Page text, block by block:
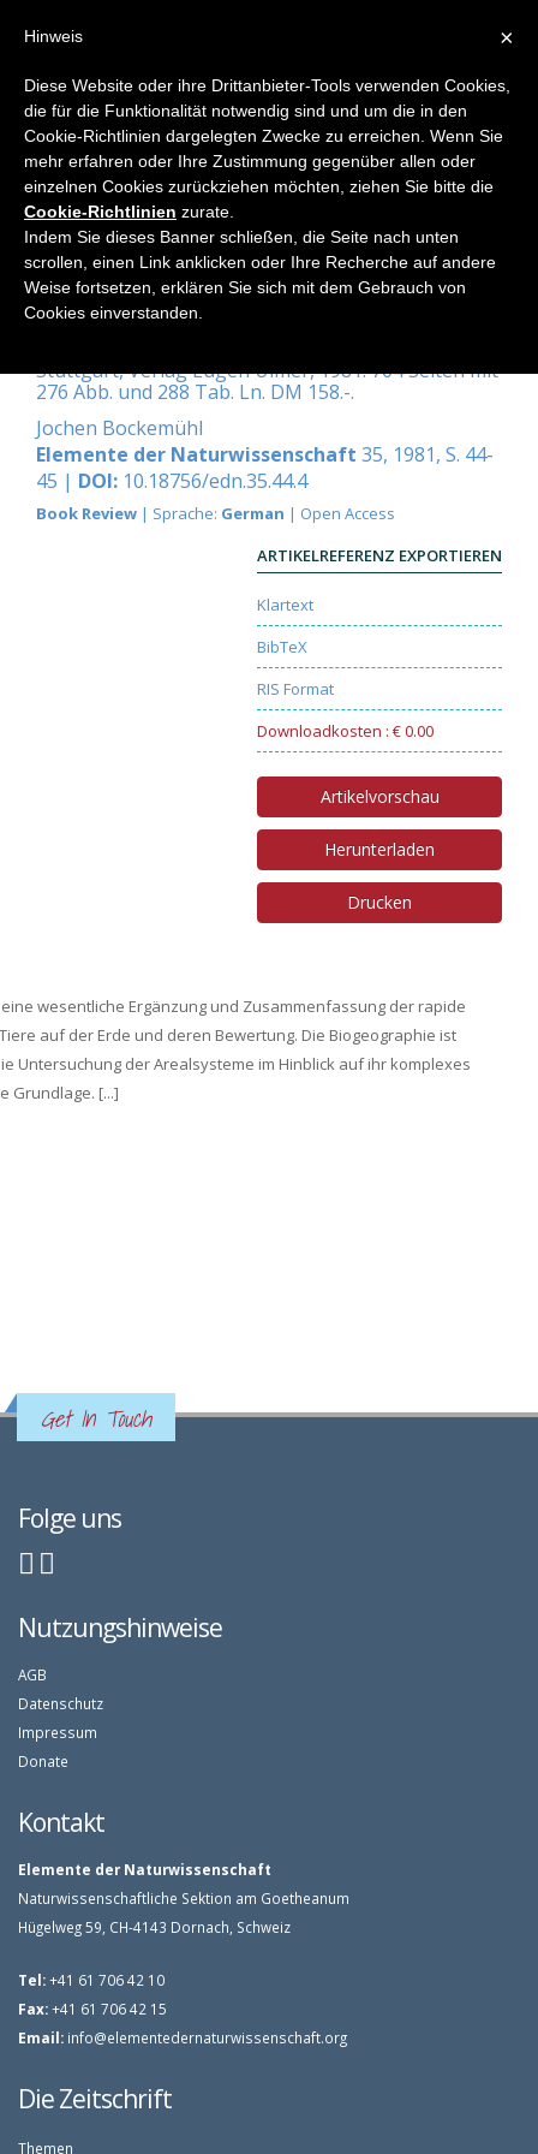
Home
Müller, Paul: Arealsysteme und
Biogeographie Reihe «Phytologie -
Klassische und moderne Botanik
in Einzeldarstellungen».
Stuttgart, Verlag Eugen Ulmer, 1981. 704 Seiten mit
276 Abb. und 288 Tab. Ln. DM 158.-.
Jochen Bockemühl
Elemente der Naturwissenschaft 35, 1981, S. 44-
45 | DOI: 10.18756/edn.35.44.4
Book Review | Sprache: German | Open Access
ARTIKELREFERENZ EXPORTIEREN
Klartext
BibTeX
RIS Format
Downloadkosten : € 0.00
Artikelvorschau
Herunterladen
Drucken
wesentliche Ergänzung und Zusammenfassung der rapide
auf der Erde und deren Bewertung. Die Biogeographie ist
Untersuchung der Arealsysteme im Hinblick auf ihr komplexes
Grundlage. [...]
Get In Touch
Folge uns
Nutzungshinweise
AGB
Datenschutz
Impressum
Donate
Kontakt
Elemente der Naturwissenschaft
Naturwissenschaftliche Sektion am Goetheanum
Hügelweg 59, CH-4143 Dornach, Schweiz
Tel:+41 61 706 42 10
Fax:+41 61 706 42 15
Email: info@elementedernaturwissenschaft.org
Die Zeitschrift
Themen
×
Hinweis
Diese Website oder ihre Drittanbieter-Tools verwenden Cookies,
die für die Funktionalität notwendig sind und um die in den
Cookie-Richtlinien dargelegten Zwecke zu erreichen. Wenn Sie
mehr erfahren oder Ihre Zustimmung gegenüber allen oder
einzelnen Cookies zurückziehen möchten, ziehen Sie bitte die
Cookie-Richtlinien zurate.
Indem Sie dieses Banner schließen, die Seite nach unten
scrollen, einen Link anklicken oder Ihre Recherche auf andere
Weise fortsetzen, erklären Sie sich mit dem Gebrauch von
Cookies einverstanden.